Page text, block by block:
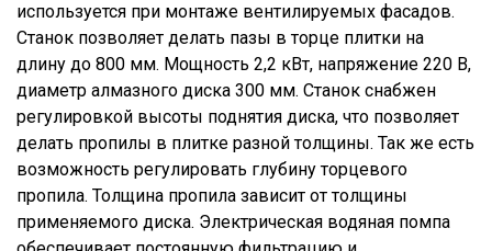
используется при монтаже вентилируемых фасадов.
Станок позволяет делать пазы в торце плитки на
длину до 800 мм. Мощность 2,2 кВт, напряжение 220 В,
диаметр алмазного диска 300 мм. Станок снабжен
регулировкой высоты поднятия диска, что позволяет
делать пропилы в плитке разной толщины. Так же есть
возможность регулировать глубину торцевого
пропила. Толщина пропила зависит от толщины
применяемого диска. Электрическая водяная помпа